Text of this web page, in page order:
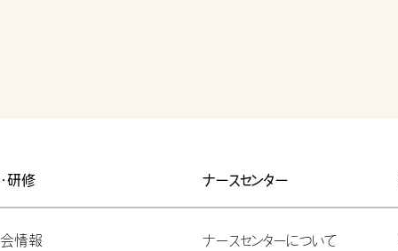
研修
情報
ナースセンター
ナースセンターについて